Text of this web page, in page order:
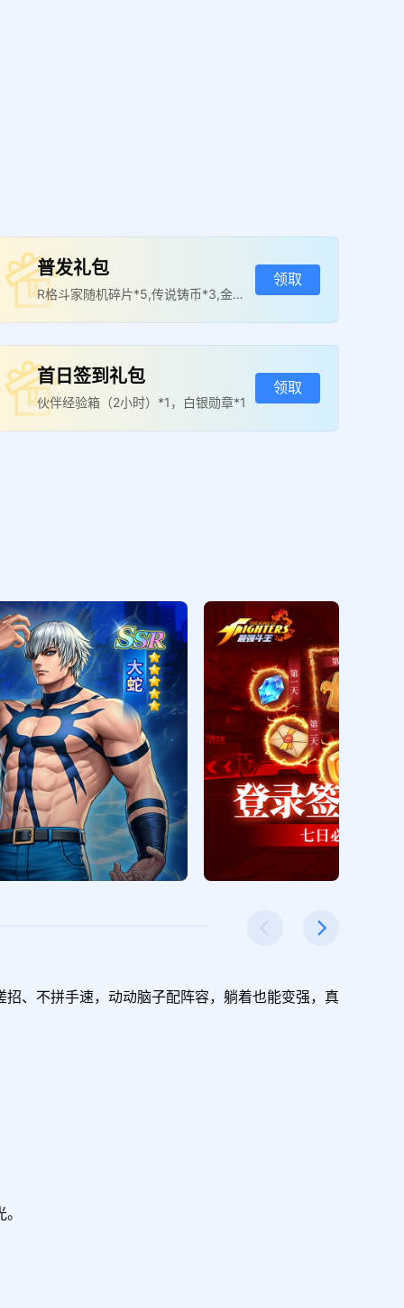
普发礼包
R格斗家随机碎片*5,传说铸币*3,金币
箱（2小时）*1,伙伴经验箱（2小时）
领取
首日签到礼包
伙伴经验箱（2小时）*1，白银勋章*1
领取
入场券*1，R格斗家随机碎片*5，稀
有铸币*10，金币箱（6小时）*1
领取
尊享礼包
入场券*2,白银勋章*1,伙伴经验箱（2
小时）*1
领取
尊享礼包
钻石*100,招募券*1,稀有铸币*10,金币
箱（2小时）*1
领取
、不拼手速，动动脑子配阵容，躺着也能变强，真